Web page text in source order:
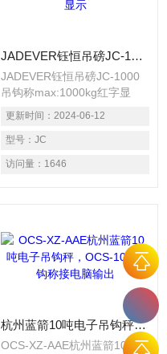
JADEVER钰恒吊磅JC-1000吊钩称max:1000kg红字显示
JADEVER钰恒吊磅JC-1000
吊钩称max:1000kg红字显
示，上海麻豆精品国产自产在
线观看实业发展有限公司为
JADEVER钰恒电子秤上海地
区授权代理商，为客户提供各
类国产麻豆视频入口，麻豆日
更新时间： 2024-06-12
型号： JC
访问量： 1646
杭州蓝箭10吨电子吊钩秤，OCS-10T吊钩称接电脑输出
OCS-XZ-AAE杭州蓝箭10吨